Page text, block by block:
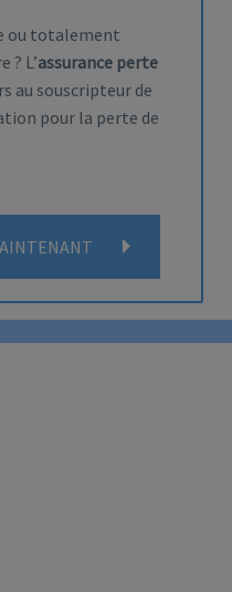
ou totalement
? L’assurance perte
au souscripteur de
pour la perte de